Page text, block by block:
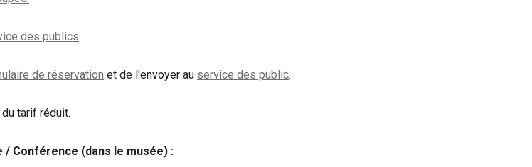
des publics.
de réservation et de l'envoyer au service des public.
tarif réduit.
Conférence (dans le musée) :